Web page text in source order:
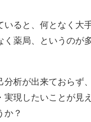
いると、何となく大
く薬局、というのが
分析が出来ておらず
実現したいことが見
か？